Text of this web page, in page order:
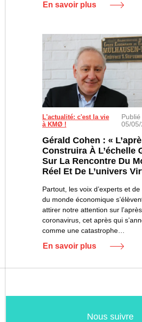
En savoir plus
L'actualité: c'est la vie
à KMØ !
Publié
05/
Gérald Cohen : «
Construira À L’échelle
Sur La Rencontre Du
Réel Et De L’univers
Partout, les voix d’experts et
du monde économique
attirer notre attention sur l’après
coronavirus, cet après qui
comme une catastrophe…
En savoir plus
Nous suivre